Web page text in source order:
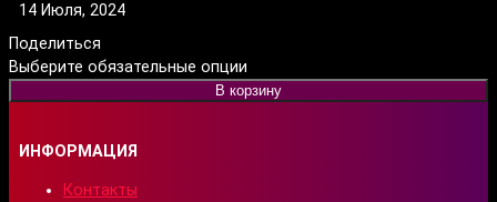
14 Июля, 2024
Поделиться
Выберите обязательные опции
В корзину
ИНФОРМАЦИЯ
Контакты